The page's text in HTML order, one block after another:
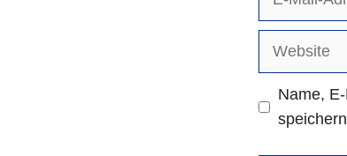
Website
Name,